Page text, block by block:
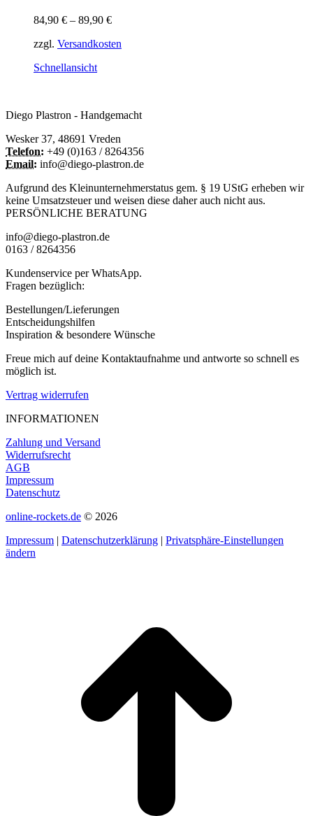
Optionen
gewählt
84,90 € – 89,90 €
zzgl. Versandkosten
Schnellansicht
Diego Plastron - Handgemacht
Wesker 37, 48691 Vreden
Telefon: +49 (0)163 / 8264356
Email: info@diego-plastron.de
Aufgrund des Kleinunternehmerstatus gem. § 19 UStG erheben wir
keine Umsatzsteuer und weisen diese daher auch nicht aus.
PERSÖNLICHE BERATUNG
info@diego-plastron.de
0163 / 8264356
Kundenservice per WhatsApp.
Fragen bezüglich:
Bestellungen/Lieferungen
Entscheidungshilfen
Inspiration & besondere Wünsche
Freue mich auf deine Kontaktaufnahme und antworte so schnell es
möglich ist.
Vertrag widerrufen
INFORMATIONEN
Zahlung und Versand
Widerrufsrecht
AGB
Impressum
Datenschutz
online-rockets.de © 2026
Impressum | Datenschutzerklärung | Privatsphäre-Einstellungen
ändern